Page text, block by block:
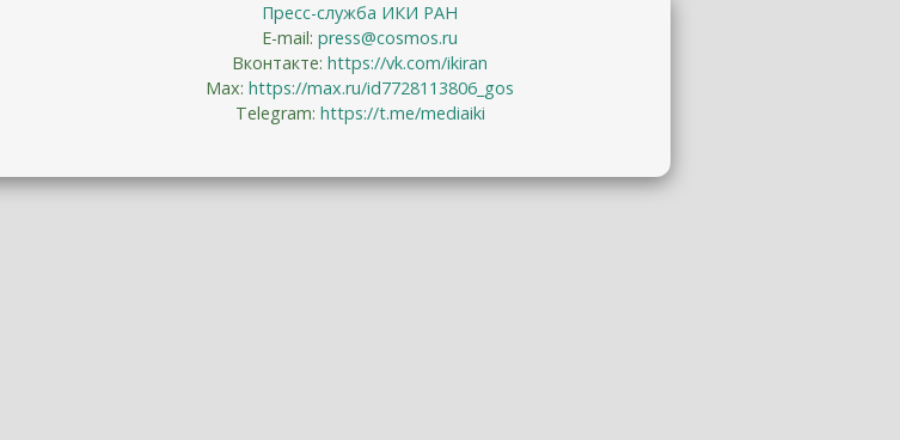
Пресс-служба ИКИ РАН
E-mail: press@cosmos.ru
Вконтакте: https://vk.com/ikiran
Max: https://max.ru/id7728113806_gos
Telegram: https://t.me/mediaiki